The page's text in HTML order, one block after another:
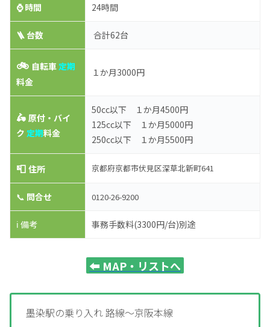
⌚時間 24時間
🪜 台数 合計62台
🚲 自転車定期
料金
１か月3000円
🛵原付・バイ
ク定期料金
50cc以下 １か月4500円
125cc以下 １か月5000円
250cc以下 １か月5500円
📮住所 京都府京都市伏見区深草北新町641
📞 問合せ 0120-26-9200
ℹ️ 備考 事務手数料(3300円/台)別途
⬅️ MAP・リストへ
墨染駅の乗り入れ 路線～京阪本線